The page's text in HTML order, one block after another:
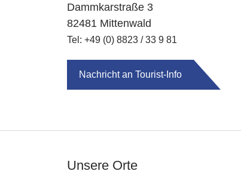
Dammkarstraße 3
82481 Mittenwald
Tel: +49 (0) 8823 / 33 9 81
Nachricht an Tourist-Info
Unsere Orte